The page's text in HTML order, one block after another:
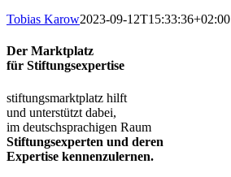
Tobias Karow2023-09-12T15:33:36+02:00
Der Marktplatz
für Stiftungsexpertise
stiftungsmarktplatz hilft
und unterstützt dabei,
im deutschsprachigen Raum
Stiftungsexperten und deren
Expertise kennenzulernen.